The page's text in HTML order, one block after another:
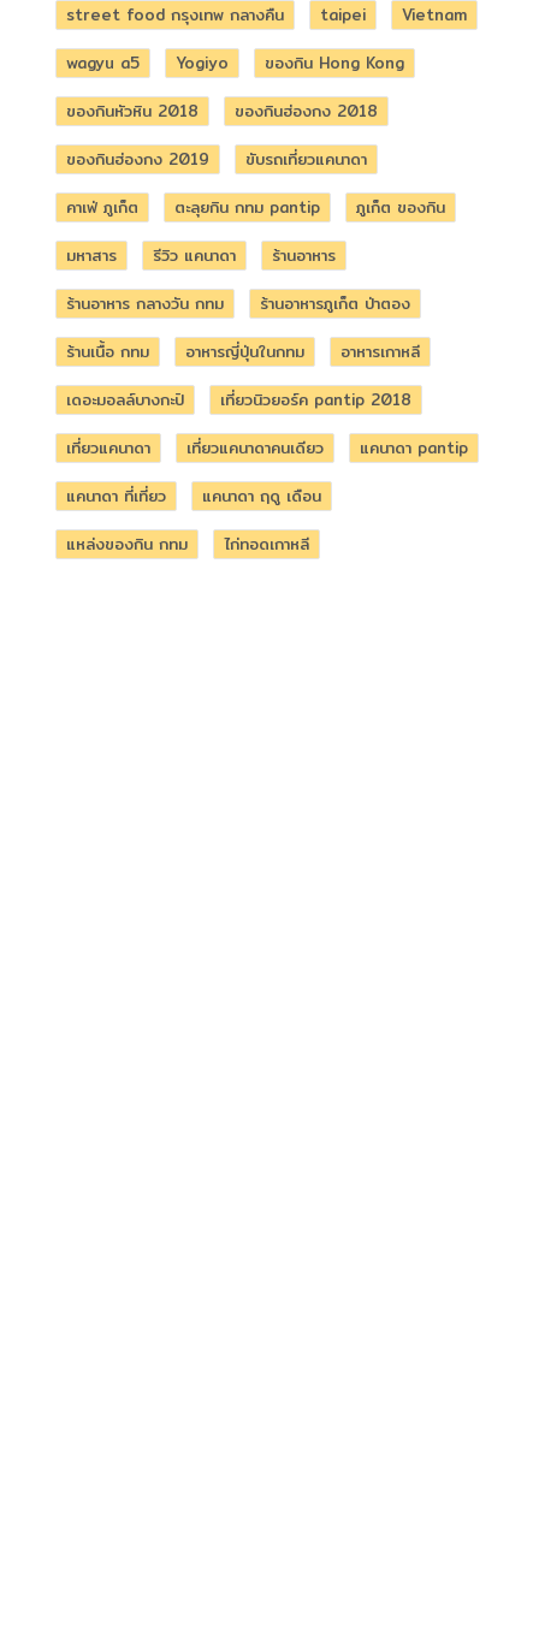
street food กรุงเทพ กลางคืน
taipei
Vietnam
wagyu a5
Yogiyo
ของกิน Hong Kong
ของกินหัวหิน 2018
ของกินฮ่องกง 2018
ของกินฮ่องกง 2019
ขับรถเที่ยวแคนาดา
คาเฟ่ ภูเก็ต
ตะลุยกิน กทม pantip
ภูเก็ต ของกิน
มหาสาร
รีวิว แคนาดา
ร้านอาหาร
ร้านอาหาร กลางวัน กทม
ร้านอาหารภูเก็ต ป่าตอง
ร้านเนื้อ กทม
อาหารญี่ปุ่นในกทม
อาหารเกาหลี
เดอะมอลล์บางกะปิ
เที่ยวนิวยอร์ค pantip 2018
เที่ยวแคนาดา
เที่ยวแคนาดาคนเดียว
แคนาดา pantip
แคนาดา ที่เที่ยว
แคนาดา ฤดู เดือน
แหล่งของกิน กทม
ไก่ทอดเกาหลี